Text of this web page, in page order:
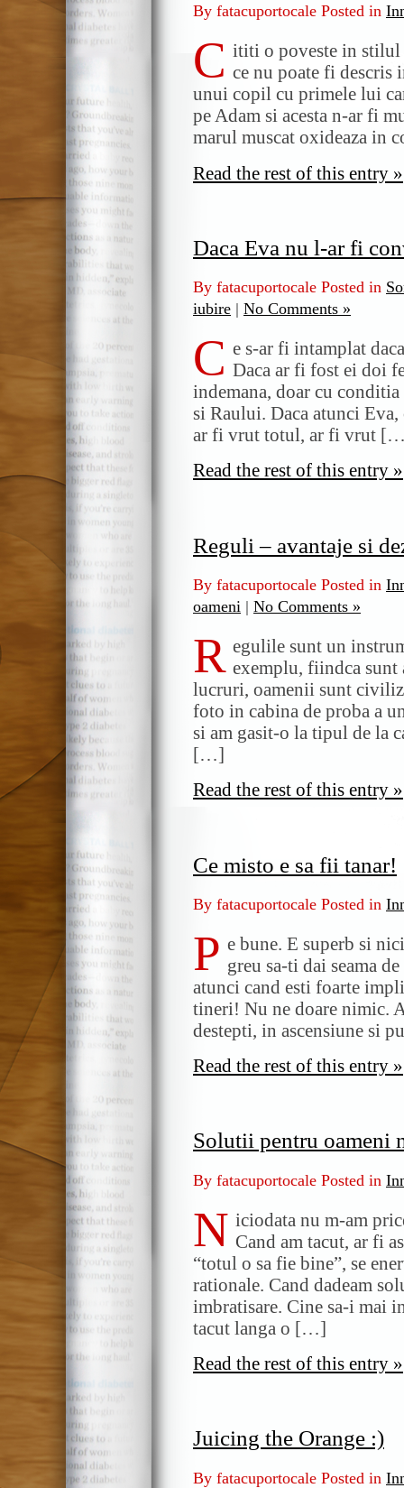
By fatacuportocale Posted in
C ititi o poveste in
ce nu poate fi descris
unui copil cu primele lui
pe Adam si acesta n-ar fi
marul muscat oxideaza in
Read the rest of this entry »
Daca Eva nu l-ar fi
By fatacuportocale Posted in
iubire | No Comments »
C e s-ar fi intamplat
Daca ar fi fost ei doi
indemana, doar cu
si Raului. Daca atunci
ar fi vrut totul, ar fi vrut
Read the rest of this entry »
Reguli – avantaje si
By fatacuportocale Posted in
oameni | No Comments »
R egulile sunt un
exemplu, fiindca sunt
lucruri, oamenii sunt
foto in cabina de proba a
si am gasit-o la tipul de la
[…]
Read the rest of this entry »
Ce misto e sa fii tanar!
By fatacuportocale Posted in
P e bune. E superb si
greu sa-ti dai seama
atunci cand esti foarte
tineri! Nu ne doare nimic.
destepti, in ascensiune si
Read the rest of this entry »
Solutii pentru oameni
By fatacuportocale Posted in
N iciodata nu m-am
Cand am tacut, ar fi
“totul o sa fie bine”, se
rationale. Cand dadeam
imbratisare. Cine sa-i mai
tacut langa o […]
Read the rest of this entry »
Juicing the Orange :)
By fatacuportocale Posted in